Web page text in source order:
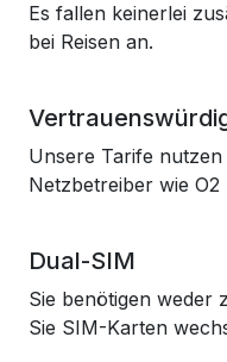
Es fallen keinerlei
bei Reisen an.
Unsere Tarife
Netzbetreiber wie O2
Dual-SIM
Sie benötigen weder
Sie SIM-Karten